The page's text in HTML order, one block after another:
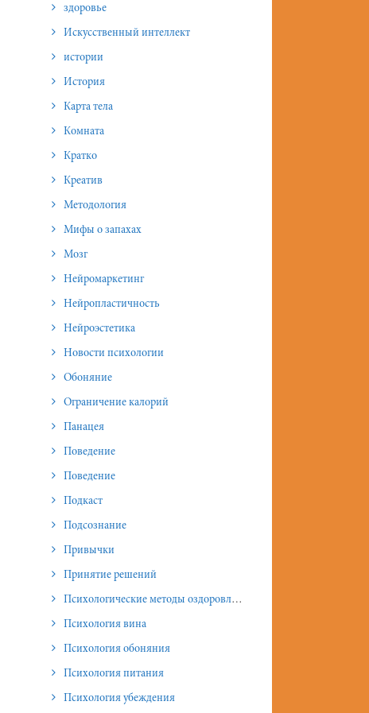
здоровье
Искусственный интеллект
истории
История
Карта тела
Комната
Кратко
Креатив
Методология
Мифы о запахах
Мозг
Нейромаркетинг
Нейропластичность
Нейроэстетика
Новости психологии
Обоняние
Ограничение калорий
Панацея
Поведение
Поведение
Подкаст
Подсознание
Привычки
Принятие решений
Психологические методы оздоровления и омоложения
Психология вина
Психология обоняния
Психология питания
Психология убеждения